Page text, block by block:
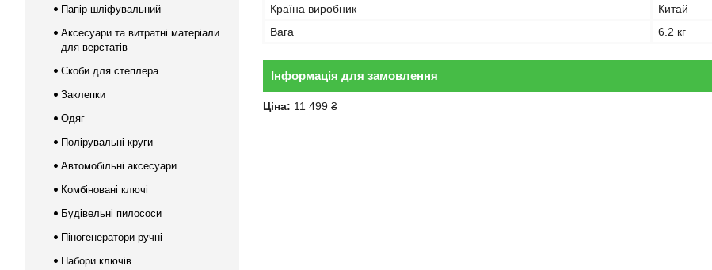
Країна виробник
Китай
Вага
6.2 кг
Інформація для замовлення
Ціна: 11 499 ₴
Папір шліфувальний
Аксесуари та витратні матеріали
для верстатів
Скоби для степлера
Заклепки
Одяг
Полірувальні круги
Автомобільні аксесуари
Комбіновані ключі
Будівельні пилососи
Піногенератори ручні
Набори ключів